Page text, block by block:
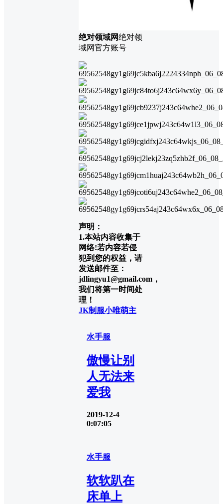
绝对领域网绝对领
域网官方账号
声明：
1.本站内容收集于
网络!若内容若侵
犯到您的权益，请
发送邮件至：
jdlingyu1@gmail.com，
我们将第一时间处
理！
JK制服小唯萌主
水手服
傲慢让别
人无法来
爱我
2019-12-4
0:07:05
水手服
软软趴在
床单上